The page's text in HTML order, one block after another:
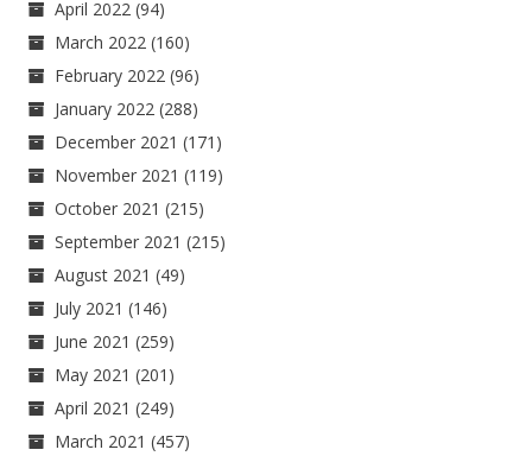
April 2022 (94)
March 2022 (160)
February 2022 (96)
January 2022 (288)
December 2021 (171)
November 2021 (119)
October 2021 (215)
September 2021 (215)
August 2021 (49)
July 2021 (146)
June 2021 (259)
May 2021 (201)
April 2021 (249)
March 2021 (457)